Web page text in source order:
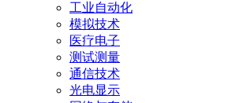
工业自动化
模拟技术
医疗电子
测试测量
通信技术
光电显示